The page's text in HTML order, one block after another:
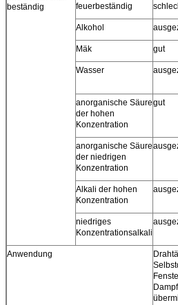
beständig
feuerbeständig
Alkohol
Mäk gut
Wasser
anorganische Säure
der hohen
Konzentration
gut
anorganische Säure
der niedrigen
Konzentration
Alkali der hohen
Konzentration
niedriges
Konzentrationsalkali
Anwendung